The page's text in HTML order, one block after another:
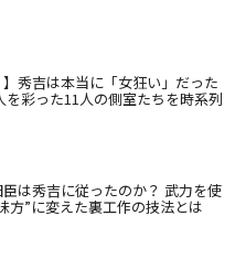
】秀吉は本当に「女狂い」だった
を彩った11人の側室たちを時系列
は秀吉に従ったのか？ 武力を使
方”に変えた裏工作の技法とは